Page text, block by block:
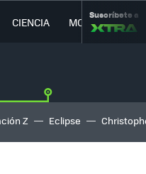
CIENCIA MOVILIDAD
Suscríbete a
Z Eclipse